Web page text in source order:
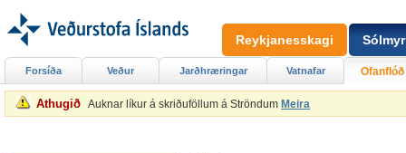
Athugið Auknar líkur á skriðuföllum á Ströndum Meira
Forsíða Veður Jarðhræringar Vatnafar Ofanflóð
Reykjanesskagi